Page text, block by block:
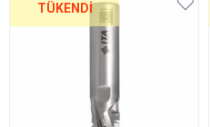
TÜKENDI